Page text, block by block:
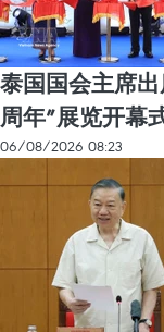
泰国国会主席
周年”展览开幕
06/08/2026 08:23